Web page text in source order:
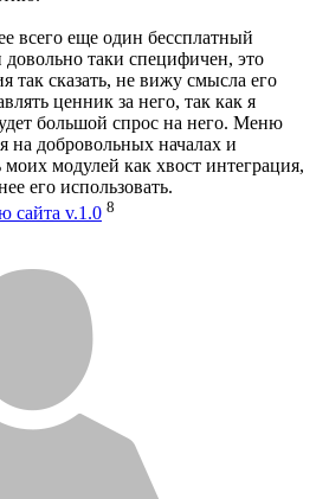
всего еще один бессплатный
таки специфичен, это
так сказать, не вижу смысла его
ценник за него, так как я
большой спрос на него. Меню
на добровольных началах и
моих модулей как хвост интеграция,
его использовать.
сайта v.1.0 8